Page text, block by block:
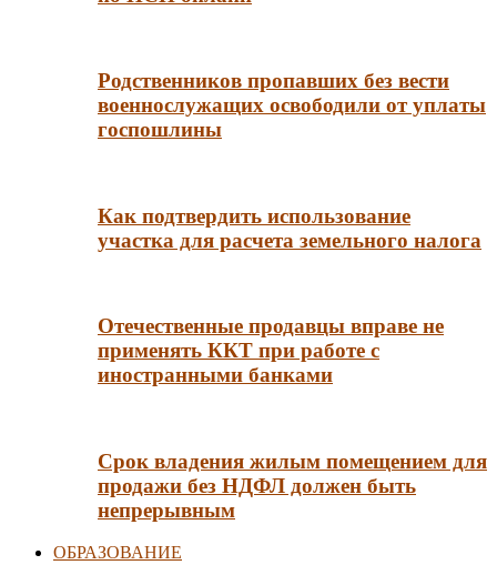
Родственников пропавших без вести
военнослужащих освободили от уплаты
госпошлины
Как подтвердить использование
участка для расчета земельного налога
Отечественные продавцы вправе не
применять ККТ при работе с
иностранными банками
Срок владения жилым помещением для
продажи без НДФЛ должен быть
непрерывным
ОБРАЗОВАНИЕ